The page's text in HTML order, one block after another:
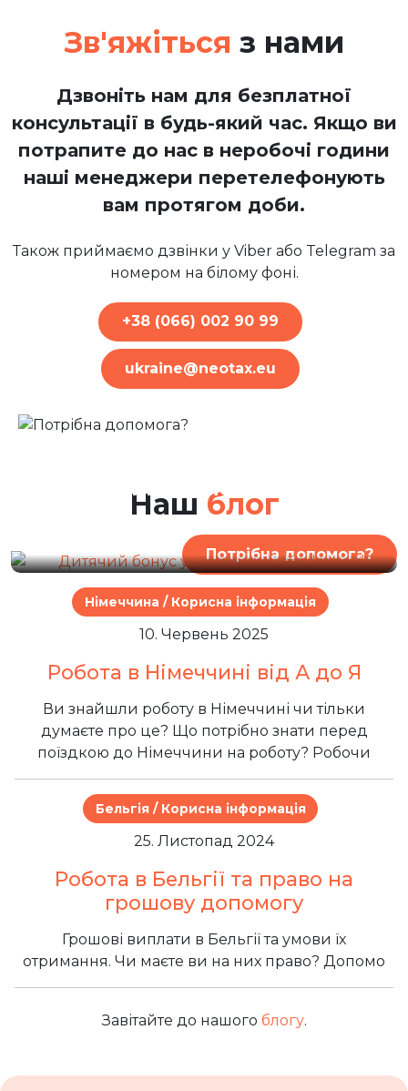
Зв'яжіться з нами
Дзвоніть нам для безплатної
консультації в будь-який час. Якщо ви
потрапите до нас в неробочі години
наші менеджери перетелефонують
вам протягом доби.
Також приймаємо дзвінки у Viber або Telegram за
номером на білому фоні.
+38 (066) 002 90 99
ukraine@neotax.eu
Потрібна допомога?
Наш блог
2. Березень 2026
Німеччині / Kindergeld
Німеччина / Корисна інформація
10. Червень 2025
Робота в Німеччині від А до Я
Ви знайшли роботу в Німеччині чи тільки
думаєте про це? Що потрібно знати перед
поїздкою до Німеччини на роботу? Робочи
Бельгія / Корисна інформація
25. Листопад 2024
Робота в Бельгії та право на
грошову допомогу
Грошові виплати в Бельгії та умови їх
отримання. Чи маєте ви на них право? Допомо
Завітайте до нашого блогу.